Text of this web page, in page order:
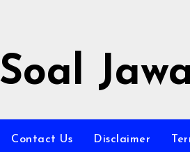
Soal
Contact Us Disclaimer